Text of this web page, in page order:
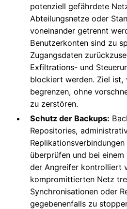
potenziell gefährdete
Abteilungsnetze oder
voneinander getrennt
Benutzerkonten sind zu
Zugangsdaten
Exfiltrations- und
blockiert werden. Ziel ist,
begrenzen, ohne
zu zerstören.
Schutz der Backups:
Repositories,
überprüfen und bei
der Angreifer kontrolliert
kompromittierten Netz
Synchronisationen oder
gegebenenfalls zu